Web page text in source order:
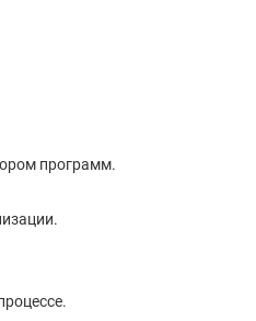
программ.